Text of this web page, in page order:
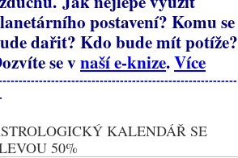
postavení? Komu se
dařit? Kdo bude mít potíže?
se vnaší e-knize.Více
KALENDÁŘ SE
50%